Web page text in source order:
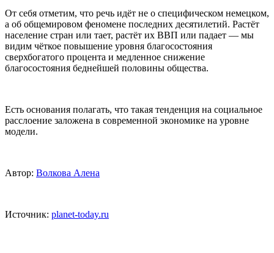
От себя отметим, что речь идёт не о специфическом немецком,
а об общемировом феномене последних десятилетий. Растёт
население стран или тает, растёт их ВВП или падает — мы
видим чёткое повышение уровня благосостояния
сверхбогатого процента и медленное снижение
благосостояния беднейшей половины общества.
Есть основания полагать, что такая тенденция на социальное
расслоение заложена в современной экономике на уровне
модели.
Автор: Волкова Алена
Источник: planet-today.ru